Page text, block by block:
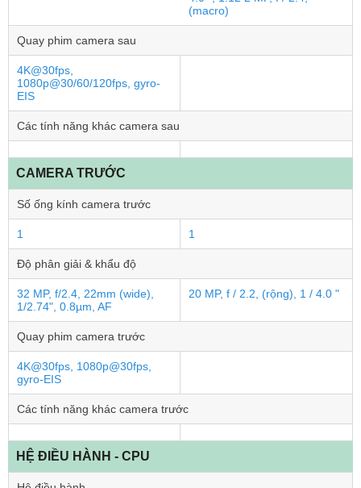
(macro)
Quay phim camera sau
4K@30fps,
1080p@30/60/120fps, gyro-
EIS
Các tính năng khác camera sau
CAMERA TRƯỚC
Số ống kính camera trước
1 1
Độ phân giải & khẩu độ
32 MP, f/2.4, 22mm (wide),
1/2.74", 0.8µm, AF
20 MP, f / 2.2, (rộng), 1 / 4.0 "
Quay phim camera trước
4K@30fps, 1080p@30fps,
gyro-EIS
Các tính năng khác camera trước
HỆ ĐIỀU HÀNH - CPU